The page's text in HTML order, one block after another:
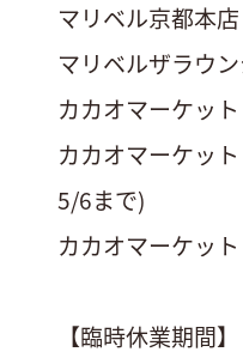
マリベル京都本店
マリベルザラウ
カカオマーケッ
カカオマーケッ
5/6まで)
カカオマーケッ
【臨時休業期間】